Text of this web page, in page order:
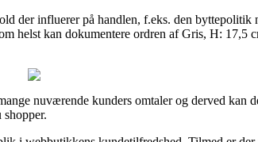
der influerer på handlen, f.eks. den byttepolitik
helst kan dokumentere ordren af Gris, H:
nuværende kunders omtaler og derved kan